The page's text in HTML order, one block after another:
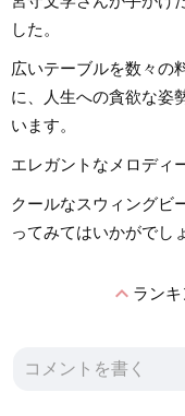
した。
広いテーブルを数々の
に、人生への貪欲な姿
います。
エレガントなメロディ
クールなスウィングビ
ってみてはいかがでし
expand_lessラン